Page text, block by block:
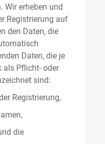
Wir erheben und
Registrierung auf
den Daten, die
Daten, die je
als Pflicht- oder
sind:
Registrierung,
die